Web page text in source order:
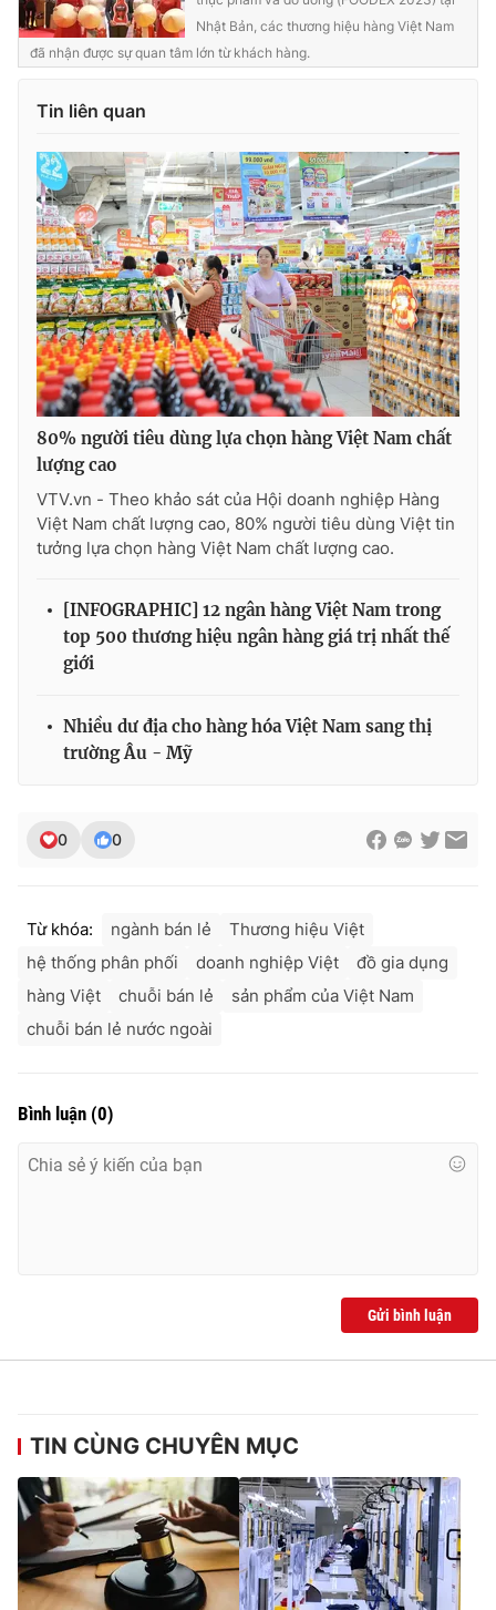
Nhật Bản, các thương hiệu hàng Việt Nam
đã nhận được sự quan tâm lớn từ khách hàng.
Tin liên quan
80% người tiêu dùng lựa chọn hàng Việt Nam chất
lượng cao
VTV.vn - Theo khảo sát của Hội doanh nghiệp Hàng
Việt Nam chất lượng cao, 80% người tiêu dùng Việt tin
tưởng lựa chọn hàng Việt Nam chất lượng cao.
[INFOGRAPHIC] 12 ngân hàng Việt Nam trong
top 500 thương hiệu ngân hàng giá trị nhất thế
giới
Nhiều dư địa cho hàng hóa Việt Nam sang thị
trường Âu - Mỹ
0 0
Từ khóa: ngành bán lẻ
Thương hiệu Việt
hệ thống phân phối
doanh nghiệp Việt
đồ gia dụng
hàng Việt
chuỗi bán lẻ
sản phẩm của Việt Nam
chuỗi bán lẻ nước ngoài
Bình luận (0)
Gửi bình luận
TIN CÙNG CHUYÊN MỤC